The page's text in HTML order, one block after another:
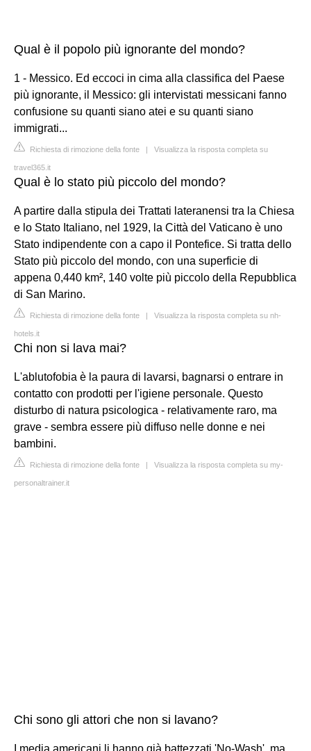
Qual è il popolo più ignorante del mondo?
1 - Messico. Ed eccoci in cima alla classifica del Paese
più ignorante, il Messico: gli intervistati messicani fanno
confusione su quanti siano atei e su quanti siano
immigrati...
Richiesta di rimozione della fonte | Visualizza la risposta completa su
travel365.it
Qual è lo stato più piccolo del mondo?
A partire dalla stipula dei Trattati lateranensi tra la Chiesa
e lo Stato Italiano, nel 1929, la Città del Vaticano è uno
Stato indipendente con a capo il Pontefice. Si tratta dello
Stato più piccolo del mondo, con una superficie di
appena 0,440 km², 140 volte più piccolo della Repubblica
di San Marino.
Richiesta di rimozione della fonte | Visualizza la risposta completa su nh-
hotels.it
Chi non si lava mai?
L'ablutofobia è la paura di lavarsi, bagnarsi o entrare in
contatto con prodotti per l'igiene personale. Questo
disturbo di natura psicologica - relativamente raro, ma
grave - sembra essere più diffuso nelle donne e nei
bambini.
Richiesta di rimozione della fonte | Visualizza la risposta completa su my-
personaltrainer.it
Chi sono gli attori che non si lavano?
I media americani li hanno già battezzati 'No-Wash', ma